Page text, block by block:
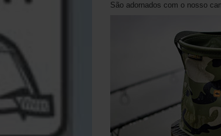
São adornados com o nosso